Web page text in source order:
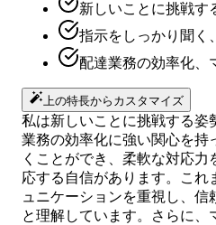
新しいことに挑戦す
指示をしっかり聞く
配達業務の効率化、
上の特長からカスタマイズ
私は新しいことに挑戦する姿
業務の効率化に強い関心を持
くことができ、柔軟な対応
応する自信があります。こ
ュニケーションを重視し、
と理解しています。さらに